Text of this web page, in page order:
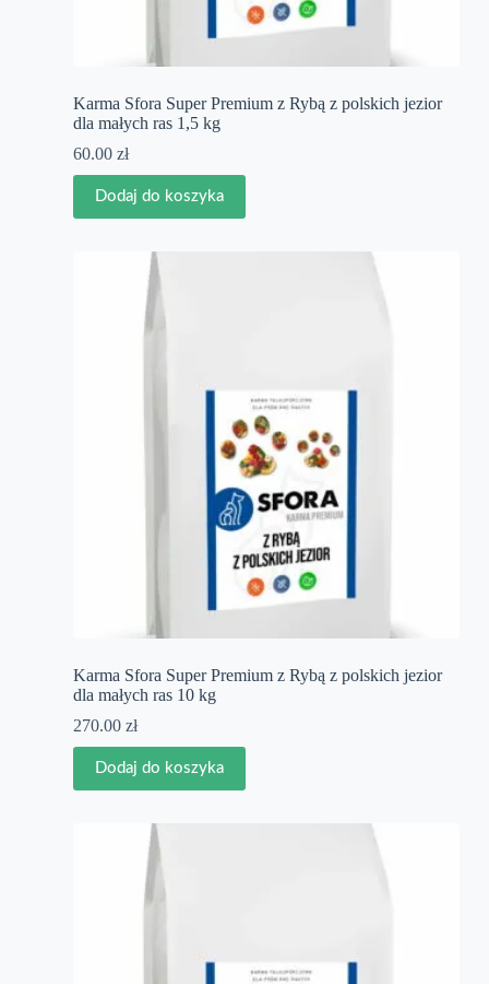
Karma Sfora Super Premium z Rybą z polskich jezior
dla małych ras 1,5 kg
60.00 zł
Dodaj do koszyka
Karma Sfora Super Premium z Rybą z polskich jezior
dla małych ras 10 kg
270.00 zł
Dodaj do koszyka